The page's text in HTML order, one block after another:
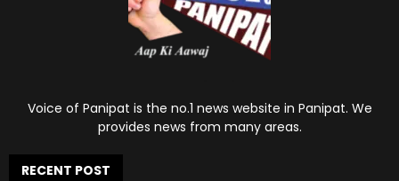
Voice of Panipat is the no.1 news website in Panipat. We
provides news from many areas.
RECENT POST